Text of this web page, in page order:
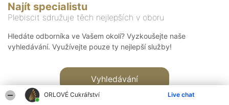
ORLOVÉ Cukrářství Live chat
Najít specialistu
Plebiscit sdružuje těch nejlepších v oboru
Hledáte odborníka ve Vašem okolí? Vyzkoušejte naše
vyhledávání. Využívejte pouze ty nejlepší služby!
Vyhledávání